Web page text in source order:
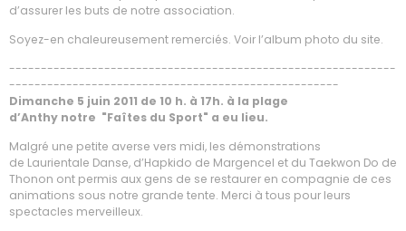
d’assurer les buts de notre association.
Soyez-en chaleureusement remerciés. Voir l’album photo du site.
-------------------------------------------------------------
----------------------------------------------------
Dimanche 5 juin 2011 de 10 h. à 17h. à la plage
d’Anthy notre "Faîtes du Sport" a eu lieu.
Malgré une petite averse vers midi, les démonstrations
de Laurientale Danse, d’Hapkido de Margencel et du Taekwon Do de
Thonon ont permis aux gens de se restaurer en compagnie de ces
animations sous notre grande tente. Merci à tous pour leurs
spectacles merveilleux.